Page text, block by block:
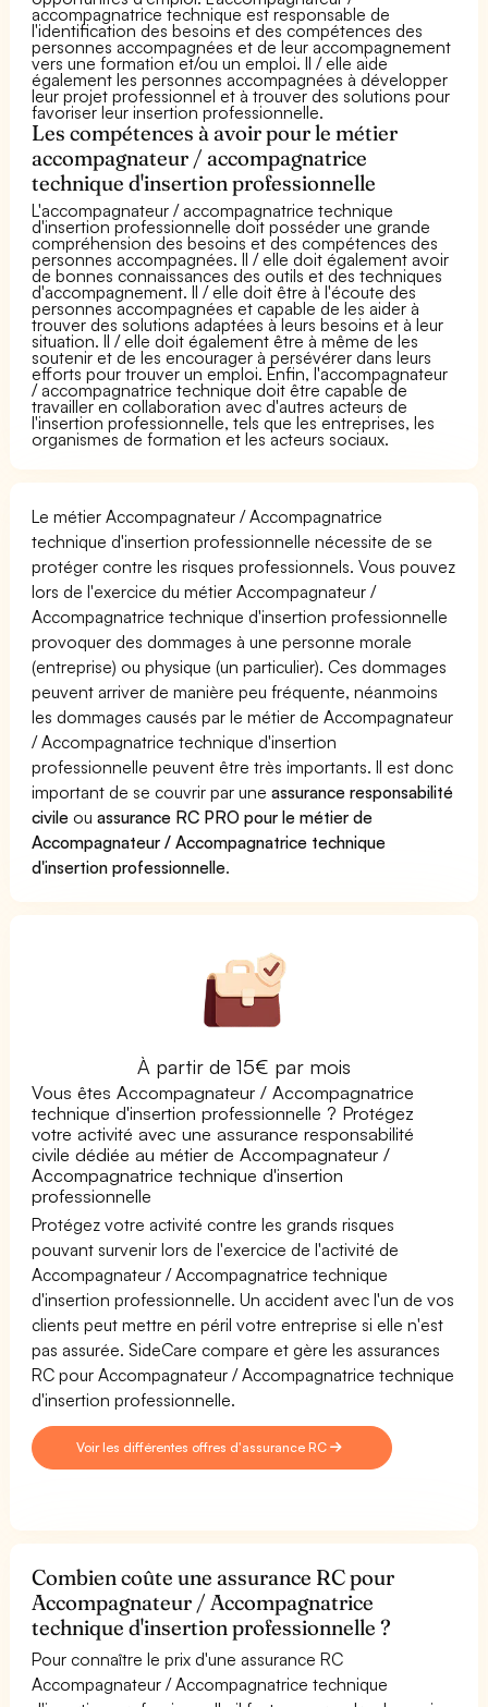
accompagnatrice technique est responsable de
l'identification des besoins et des compétences des
personnes accompagnées et de leur accompagnement
vers une formation et/ou un emploi. Il / elle aide
également les personnes accompagnées à développer
leur projet professionnel et à trouver des solutions pour
favoriser leur insertion professionnelle.
Les compétences à avoir pour le métier
accompagnateur / accompagnatrice
technique d'insertion professionnelle
L'accompagnateur / accompagnatrice technique
d'insertion professionnelle doit posséder une grande
compréhension des besoins et des compétences des
personnes accompagnées. Il / elle doit également avoir
de bonnes connaissances des outils et des techniques
d'accompagnement. Il / elle doit être à l'écoute des
personnes accompagnées et capable de les aider à
trouver des solutions adaptées à leurs besoins et à leur
situation. Il / elle doit également être à même de les
soutenir et de les encourager à persévérer dans leurs
efforts pour trouver un emploi. Enfin, l'accompagnateur
/ accompagnatrice technique doit être capable de
travailler en collaboration avec d'autres acteurs de
l'insertion professionnelle, tels que les entreprises, les
organismes de formation et les acteurs sociaux.
Le métier Accompagnateur / Accompagnatrice
technique d'insertion professionnelle nécessite de se
protéger contre les risques professionnels. Vous pouvez
lors de l'exercice du métier Accompagnateur /
Accompagnatrice technique d'insertion professionnelle
provoquer des dommages à une personne morale
(entreprise) ou physique (un particulier). Ces dommages
peuvent arriver de manière peu fréquente, néanmoins
les dommages causés par le métier de Accompagnateur
/ Accompagnatrice technique d'insertion
professionnelle peuvent être très importants. Il est donc
important de se couvrir par uneassurance responsabilité
civile ouassurance RC PRO pour le métier de
Accompagnateur / Accompagnatrice technique
d'insertion professionnelle.
À partir de 15€ par mois
Vous êtes Accompagnateur / Accompagnatrice
technique d'insertion professionnelle ? Protégez
votre activité avec une assurance responsabilité
civile dédiée au métier de Accompagnateur /
Accompagnatrice technique d'insertion
professionnelle
Protégez votre activité contre les grands risques
pouvant survenir lors de l'exercice de l'activité de
Accompagnateur / Accompagnatrice technique
d'insertion professionnelle. Un accident avec l'un de vos
clients peut mettre en péril votre entreprise si elle n'est
pas assurée. SideCare compare et gère les assurances
RC pour Accompagnateur / Accompagnatrice technique
d'insertion professionnelle.
Voir les différentes offres d'assurance RC
Combien coûte une assurance RC pour
Accompagnateur / Accompagnatrice
technique d'insertion professionnelle ?
Pour connaître le prix d'une assurance RC
Accompagnateur / Accompagnatrice technique